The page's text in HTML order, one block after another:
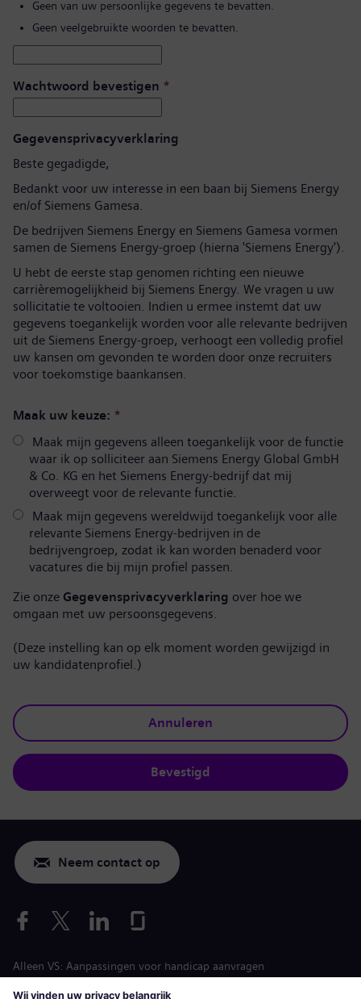
Geen van uw persoonlijke gegevens te bevatten.
Geen veelgebruikte woorden te bevatten.
Wachtwoord bevestigen *
Gegevensprivacyverklaring
Beste gegadigde,
Bedankt voor uw interesse in een baan bij Siemens Energy
en/of Siemens Gamesa.
De bedrijven Siemens Energy en Siemens Gamesa vormen
samen de Siemens Energy-groep (hierna 'Siemens Energy').
U hebt de eerste stap genomen richting een nieuwe
carrièremogelijkheid bij Siemens Energy. We vragen u uw
sollicitatie te voltooien. Indien u ermee instemt dat uw
gegevens toegankelijk worden voor alle relevante bedrijven
uit de Siemens Energy-groep, verhoogt een volledig profiel
uw kansen om gevonden te worden door onze recruiters
voor toekomstige baankansen.
Maak uw keuze: *
Maak mijn gegevens alleen toegankelijk voor de functie
waar ik op solliciteer aan Siemens Energy Global GmbH
& Co. KG en het Siemens Energy-bedrijf dat mij
overweegt voor de relevante functie.
Maak mijn gegevens wereldwijd toegankelijk voor alle
relevante Siemens Energy-bedrijven in de
bedrijvengroep, zodat ik kan worden benaderd voor
vacatures die bij mijn profiel passen.
Zie onze Gegevensprivacyverklaring over hoe we
omgaan met uw persoonsgegevens.
(Deze instelling kan op elk moment worden gewijzigd in
uw kandidatenprofiel.)
Annuleren
Bevestigd
Neem contact op
Alleen VS: Aanpassingen voor handicap aanvragen